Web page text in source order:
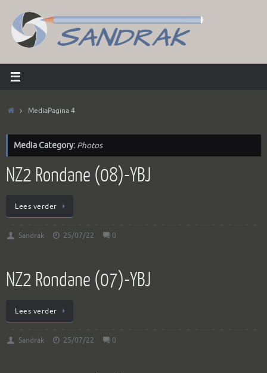
naar
inhoud
HomeMediaPagina 4
Media Category: Photos
NZ2 Rondane (08)-YBJ
Lees verder
Sandrak 25/07/22 0
NZ2 Rondane (07)-YBJ
Lees verder
Sandrak 25/07/22 0